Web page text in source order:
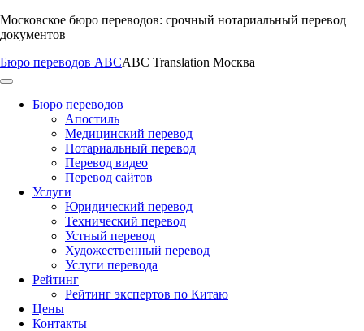
Перейти
к
Московское бюро переводов: срочный нотариальный перевод
документов
Бюро переводов ABCABC Translation Москва
Бюро переводов
Апостиль
Медицинский перевод
Нотариальный перевод
Перевод видео
Перевод сайтов
Услуги
Юридический перевод
Технический перевод
Устный перевод
Художественный перевод
Услуги перевода
Рейтинг
Рейтинг экспертов по Китаю
Цены
Контакты